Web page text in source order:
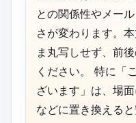
との関係性やメー
さが変わります。
ま丸写しせず、前
ください。 特に「
ざいます」は、場
などに置き換えると